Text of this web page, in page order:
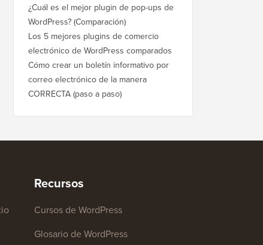
¿Cuál es el mejor plugin de pop-ups de
WordPress? (Comparación)
Los 5 mejores plugins de comercio
electrónico de WordPress comparados
Cómo crear un boletín informativo por
correo electrónico de la manera
CORRECTA (paso a paso)
Recursos
Cursos de WordPress
Glosario de WordPress